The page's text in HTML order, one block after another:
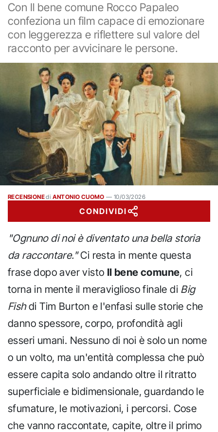
Con Il bene comune Rocco Papaleo
confeziona un film capace di emozionare
con leggerezza e riflettere sul valore del
racconto per avvicinare le persone.
RECENSIONEdi ANTONIO CUOMO —10/03/2026
CONDIVIDI
"Ognuno di noi è diventato una bella storia
da raccontare."Ci resta in mente questa
frase dopo aver visto Il bene comune, ci
torna in mente il meraviglioso finale di Big
Fishdi Tim Burton e l'enfasi sulle storie che
danno spessore, corpo, profondità agli
esseri umani. Nessuno di noi è solo un nome
o un volto, ma un'entità complessa che può
essere capita solo andando oltre il ritratto
superficiale e bidimensionale, guardando le
sfumature, le motivazioni, i percorsi. Cose
che vanno raccontate, capite, oltre il primo